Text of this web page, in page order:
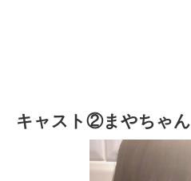
キャスト②まやちゃん